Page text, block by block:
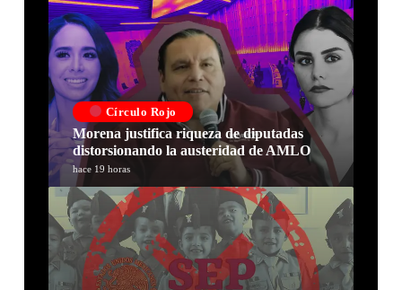
Círculo Rojo
Morena justifica riqueza de diputadas
distorsionando la austeridad de AMLO
hace 19 horas